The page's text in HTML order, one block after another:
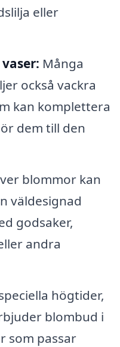
eller
Många
också vackra
kan komplettera
dem till den
blommor kan
väldesignad
godsaker,
andra
högtider,
blombud i
som passar